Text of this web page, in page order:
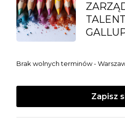
Brak wolnych terminów -
Zapisz